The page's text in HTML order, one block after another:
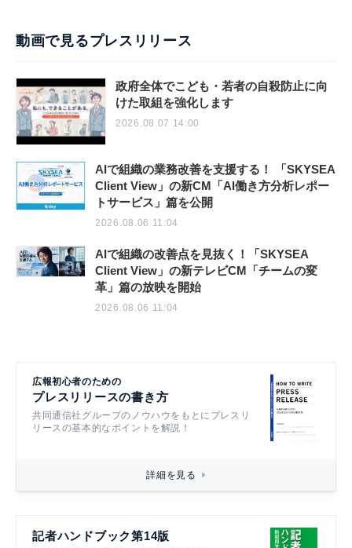
動画で見るプレスリリース
政府全体でこども・若者の自殺防止に向
けた取組を強化します
2026.08.07 14:00
AIで組織の業務改善を支援する！ 「SKYSEA
Client View」の新CM「AI働き方分析レポー
トサービス」篇を公開
2026.08.06 11:04
AIで組織の改善点を見抜く！「SKYSEA
Client View」の新テレビCM「チームの変
革」篇の放映を開始
2026.08.06 11:04
広報初心者のための
プレスリリースの書き方
共同通信社グループのノウハウをもとにプレスリ
リースの基本的なポイントを解説！
詳細を見る
記者ハンドブック第14版